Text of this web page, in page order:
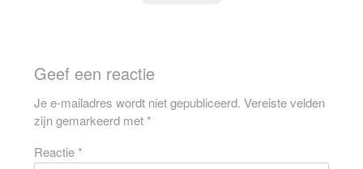
Geef een reactie
Je e-mailadres wordt niet gepubliceerd. Vereiste velden
zijn gemarkeerd met*
Reactie*